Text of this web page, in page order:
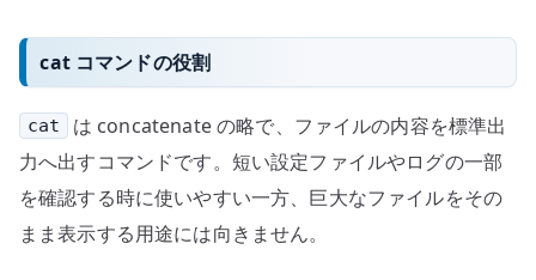
cat コマンドの役割
cat
は concatenate の略で、ファイルの内容を標準出
力へ出すコマンドです。短い設定ファイルやログの一部
を確認する時に使いやすい一方、巨大なファイルをその
まま表示する用途には向きません。